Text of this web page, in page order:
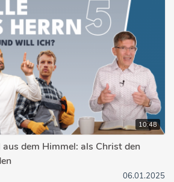
10:48
dem Himmel: als Christ den
06.01.2025